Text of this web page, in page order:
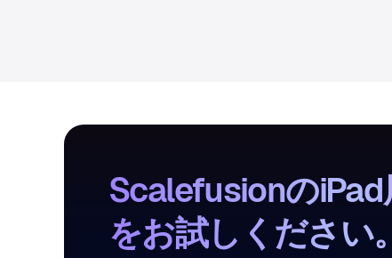
Scalefusionの
をお試しください。